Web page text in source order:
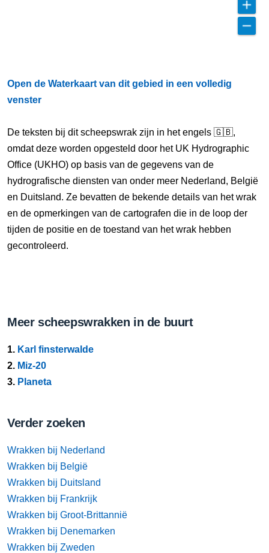
Open de Waterkaart van dit gebied in een volledig
venster
De teksten bij dit scheepswrak zijn in het engels 🇬🇧,
omdat deze worden opgesteld door het UK Hydrographic
Office (UKHO) op basis van de gegevens van de
hydrografische diensten van onder meer Nederland, België
en Duitsland. Ze bevatten de bekende details van het wrak
en de opmerkingen van de cartografen die in de loop der
tijden de positie en de toestand van het wrak hebben
gecontroleerd.
Meer scheepswrakken in de buurt
1. Karl finsterwalde
2. Miz-20
3. Planeta
Verder zoeken
Wrakken bij Nederland
Wrakken bij België
Wrakken bij Duitsland
Wrakken bij Frankrijk
Wrakken bij Groot-Brittannië
Wrakken bij Denemarken
Wrakken bij Zweden